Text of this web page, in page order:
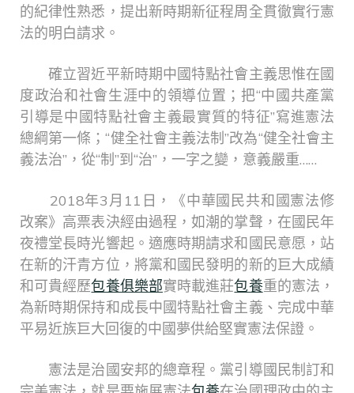
的紀律性熟悉，提出新時期新征程周全貫徹實行憲
法的明白請求。
確立習近平新時期中國特點社會主義思惟在國
度政治和社會生涯中的領導位置；把“中國共產黨
引導是中國特點社會主義最實質的特征”寫進憲法
總綱第一條；“健全社會主義法制”改為“健全社會主
義法治”，從“制”到“治”，一字之變，意義嚴重……
2018年3月11日，《中華國民共和國憲法修
改案》高票表決經由過程，如潮的掌聲，在國民年
夜禮堂長時光響起。適應時期請求和國民意愿，站
在新的汗青方位，將黨和國民發明的新的巨大成績
和可貴經歷包養俱樂部實時載進莊包養重的憲法，
為新時期保持和成長中國特點社會主義、完成中華
平易近族巨大回復的中國夢供給堅實憲法保證。
憲法是治國安邦的總章程。黨引導國民制訂和